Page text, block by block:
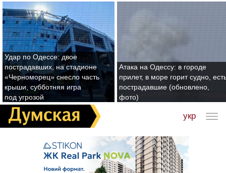
Удар по Одессе: двое
пострадавших, на стадионе
«Черноморец» снесло часть
крыши, субботняя игра
под угрозой
Атака на Одессу: в городе
прилет, в море горит судно,
пострадавшие (обновлено,
фото)
укр